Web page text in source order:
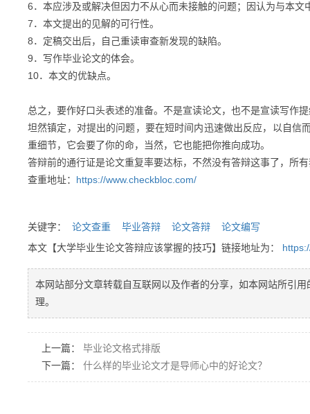
6．本应涉及或解决但因力不从心而未接触的问题；因认为与本文
7．本文提出的见解的可行性。
8．定稿交出后，自己重读审查新发现的缺陷。
9．写作毕业论文的体会。
10．本文的优缺点。
总之，要作好口头表述的准备。不是宣读论文，也不是宣读写作
坦然镇定，对提出的问题，要在短时间内迅速做出反应，以自
重细节，它会要了你的命，当然，它也能把你推向成功。
答辩前的通行证是论文重复率要达标，不然没有答辩这事了，所
查重地址： https://www.checkbloc.com/
关键字： 论文查重 毕业答辩 论文答辩
论文编写
本文【大学毕业生论文答辩应该掌握的技巧】链接地址为：
本网站部分文章转载自互联网以及作者的分享，如本网站所引
理。
上一篇： 毕业论文格式排版
下一篇： 什么样的毕业论文才是导师心中的好论文？